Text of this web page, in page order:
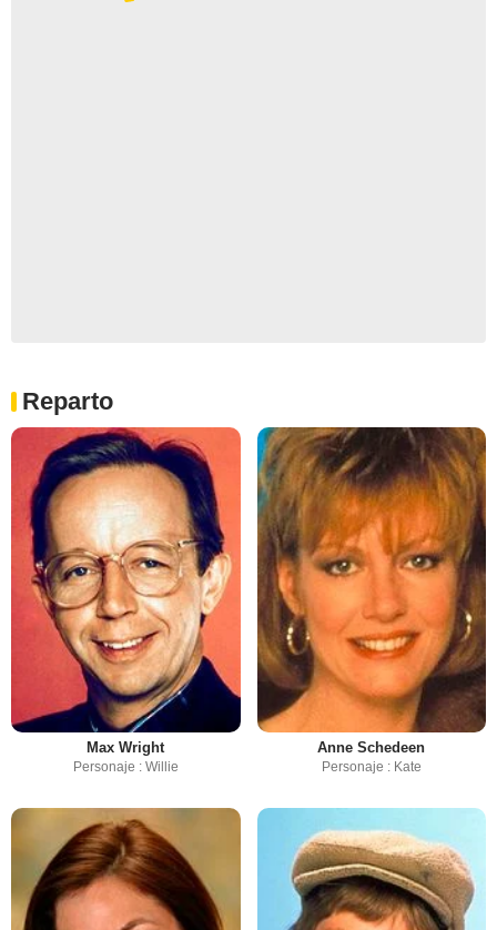
Reparto
Max Wright
Personaje : Willie
Anne Schedeen
Personaje : Kate